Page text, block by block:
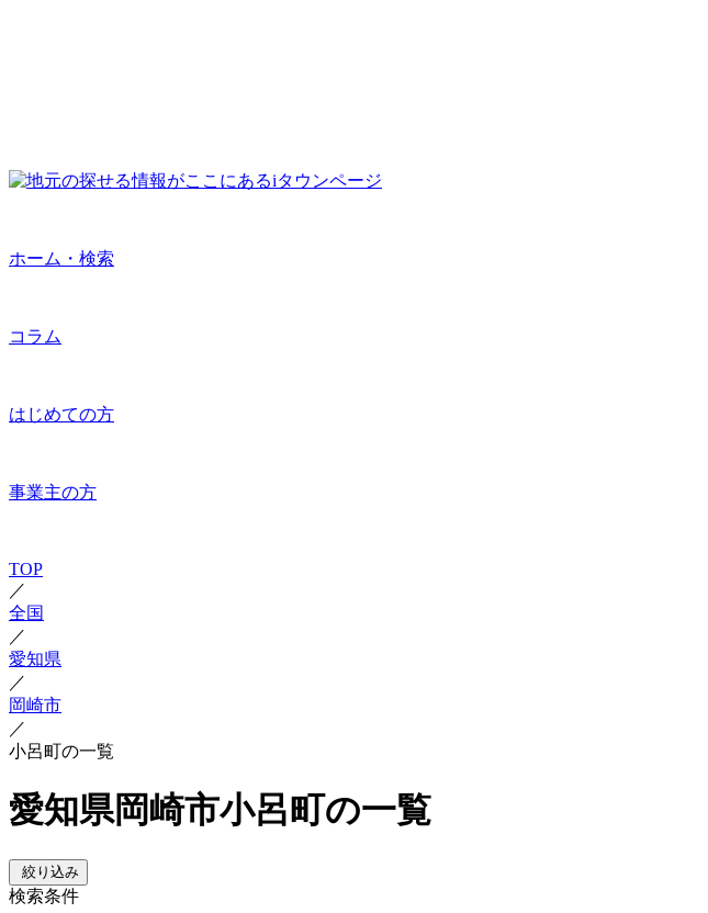
ホーム・検索
コラム
はじめての方
事業主の方
TOP
／
全国
／
愛知県
／
岡崎市
／
小呂町の一覧
愛知県岡崎市小呂町の一覧
絞り込み
検索条件